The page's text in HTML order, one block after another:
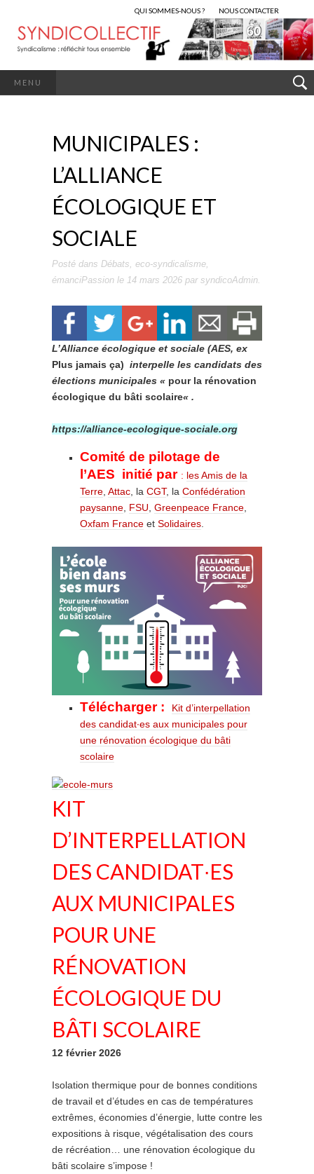
QUI SOMMES-NOUS ? NOUS CONTACTER
MENU
MUNICIPALES :
L’ALLIANCE
ÉCOLOGIQUE ET
SOCIALE
Posté dans Débats, eco-syndicalisme,
émanciPassion le 14 mars 2026 par syndicoAdmin.
L’Alliance écologique et sociale (AES, ex
Plus jamais ça) interpelle les candidats des
élections municipales « pour la rénovation
écologique du bâti scolaire« .
https://alliance-ecologique-sociale.org
Comité de pilotage de
l’AES initié par : les Amis de la
Terre Attac , la CGT, la Confédération
paysanne FSU Greenpeace France
Oxfam France et Solidaires
Télécharger :
Kit d’interpellation
des candidat∙es aux municipales pour
une rénovation écologique du bâti
scolaire
KIT
D’INTERPELLATION
DES CANDIDAT∙ES
AUX MUNICIPALES
POUR UNE
RÉNOVATION
ÉCOLOGIQUE DU
BÂTI SCOLAIRE
12 février 2026
Isolation thermique pour de bonnes conditions
de travail et d’études en cas de températures
extrêmes, économies d’énergie, lutte contre les
expositions à risque, végétalisation des cours
de récréation… une rénovation écologique du
bâti scolaire s’impose !